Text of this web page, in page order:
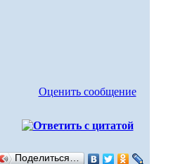
Оценить сообщение
Поделиться…